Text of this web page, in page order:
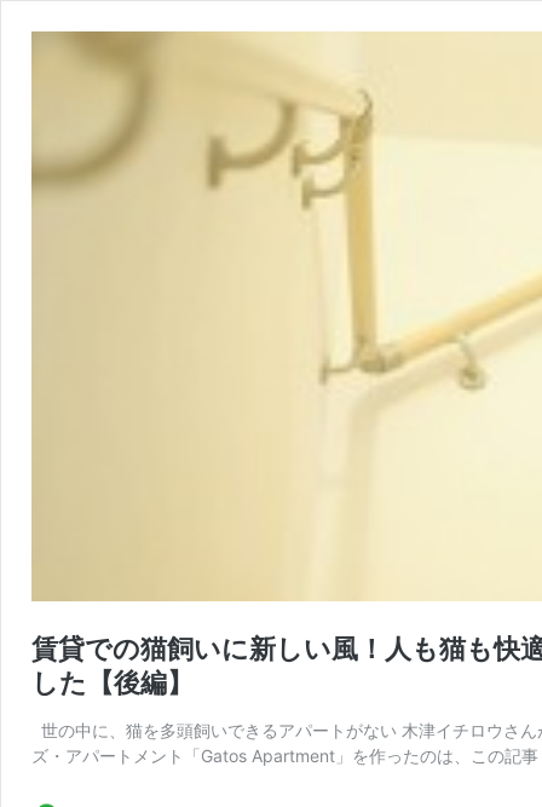
賃貸での猫飼いに新しい風！人も猫も
した【後編】
世の中に、猫を多頭飼いできるアパートがない 木津イチロウさ
ズ・アパートメント「Gatos Apartment」を作ったのは、この記